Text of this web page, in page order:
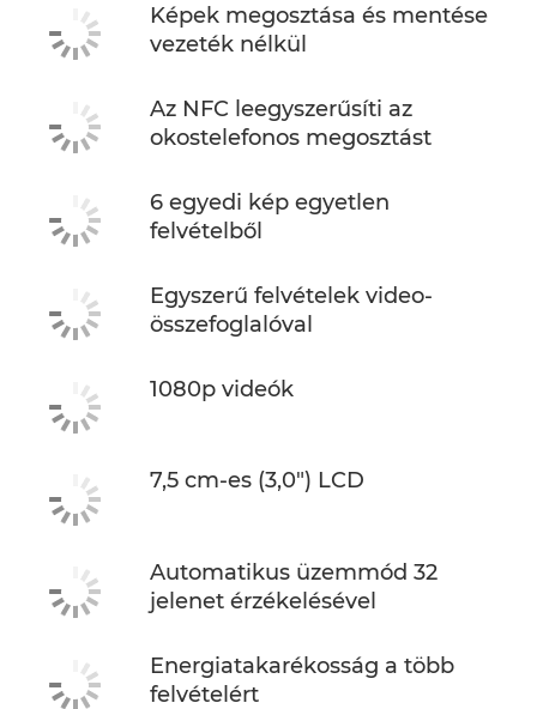
Képek megosztása és mentése
vezeték nélkül
Az NFC leegyszerűsíti az
okostelefonos megosztást
6 egyedi kép egyetlen
felvételből
Egyszerű felvételek video-
összefoglalóval
1080p videók
7,5 cm-es (3,0") LCD
Automatikus üzemmód 32
jelenet érzékelésével
Energiatakarékosság a több
felvételért